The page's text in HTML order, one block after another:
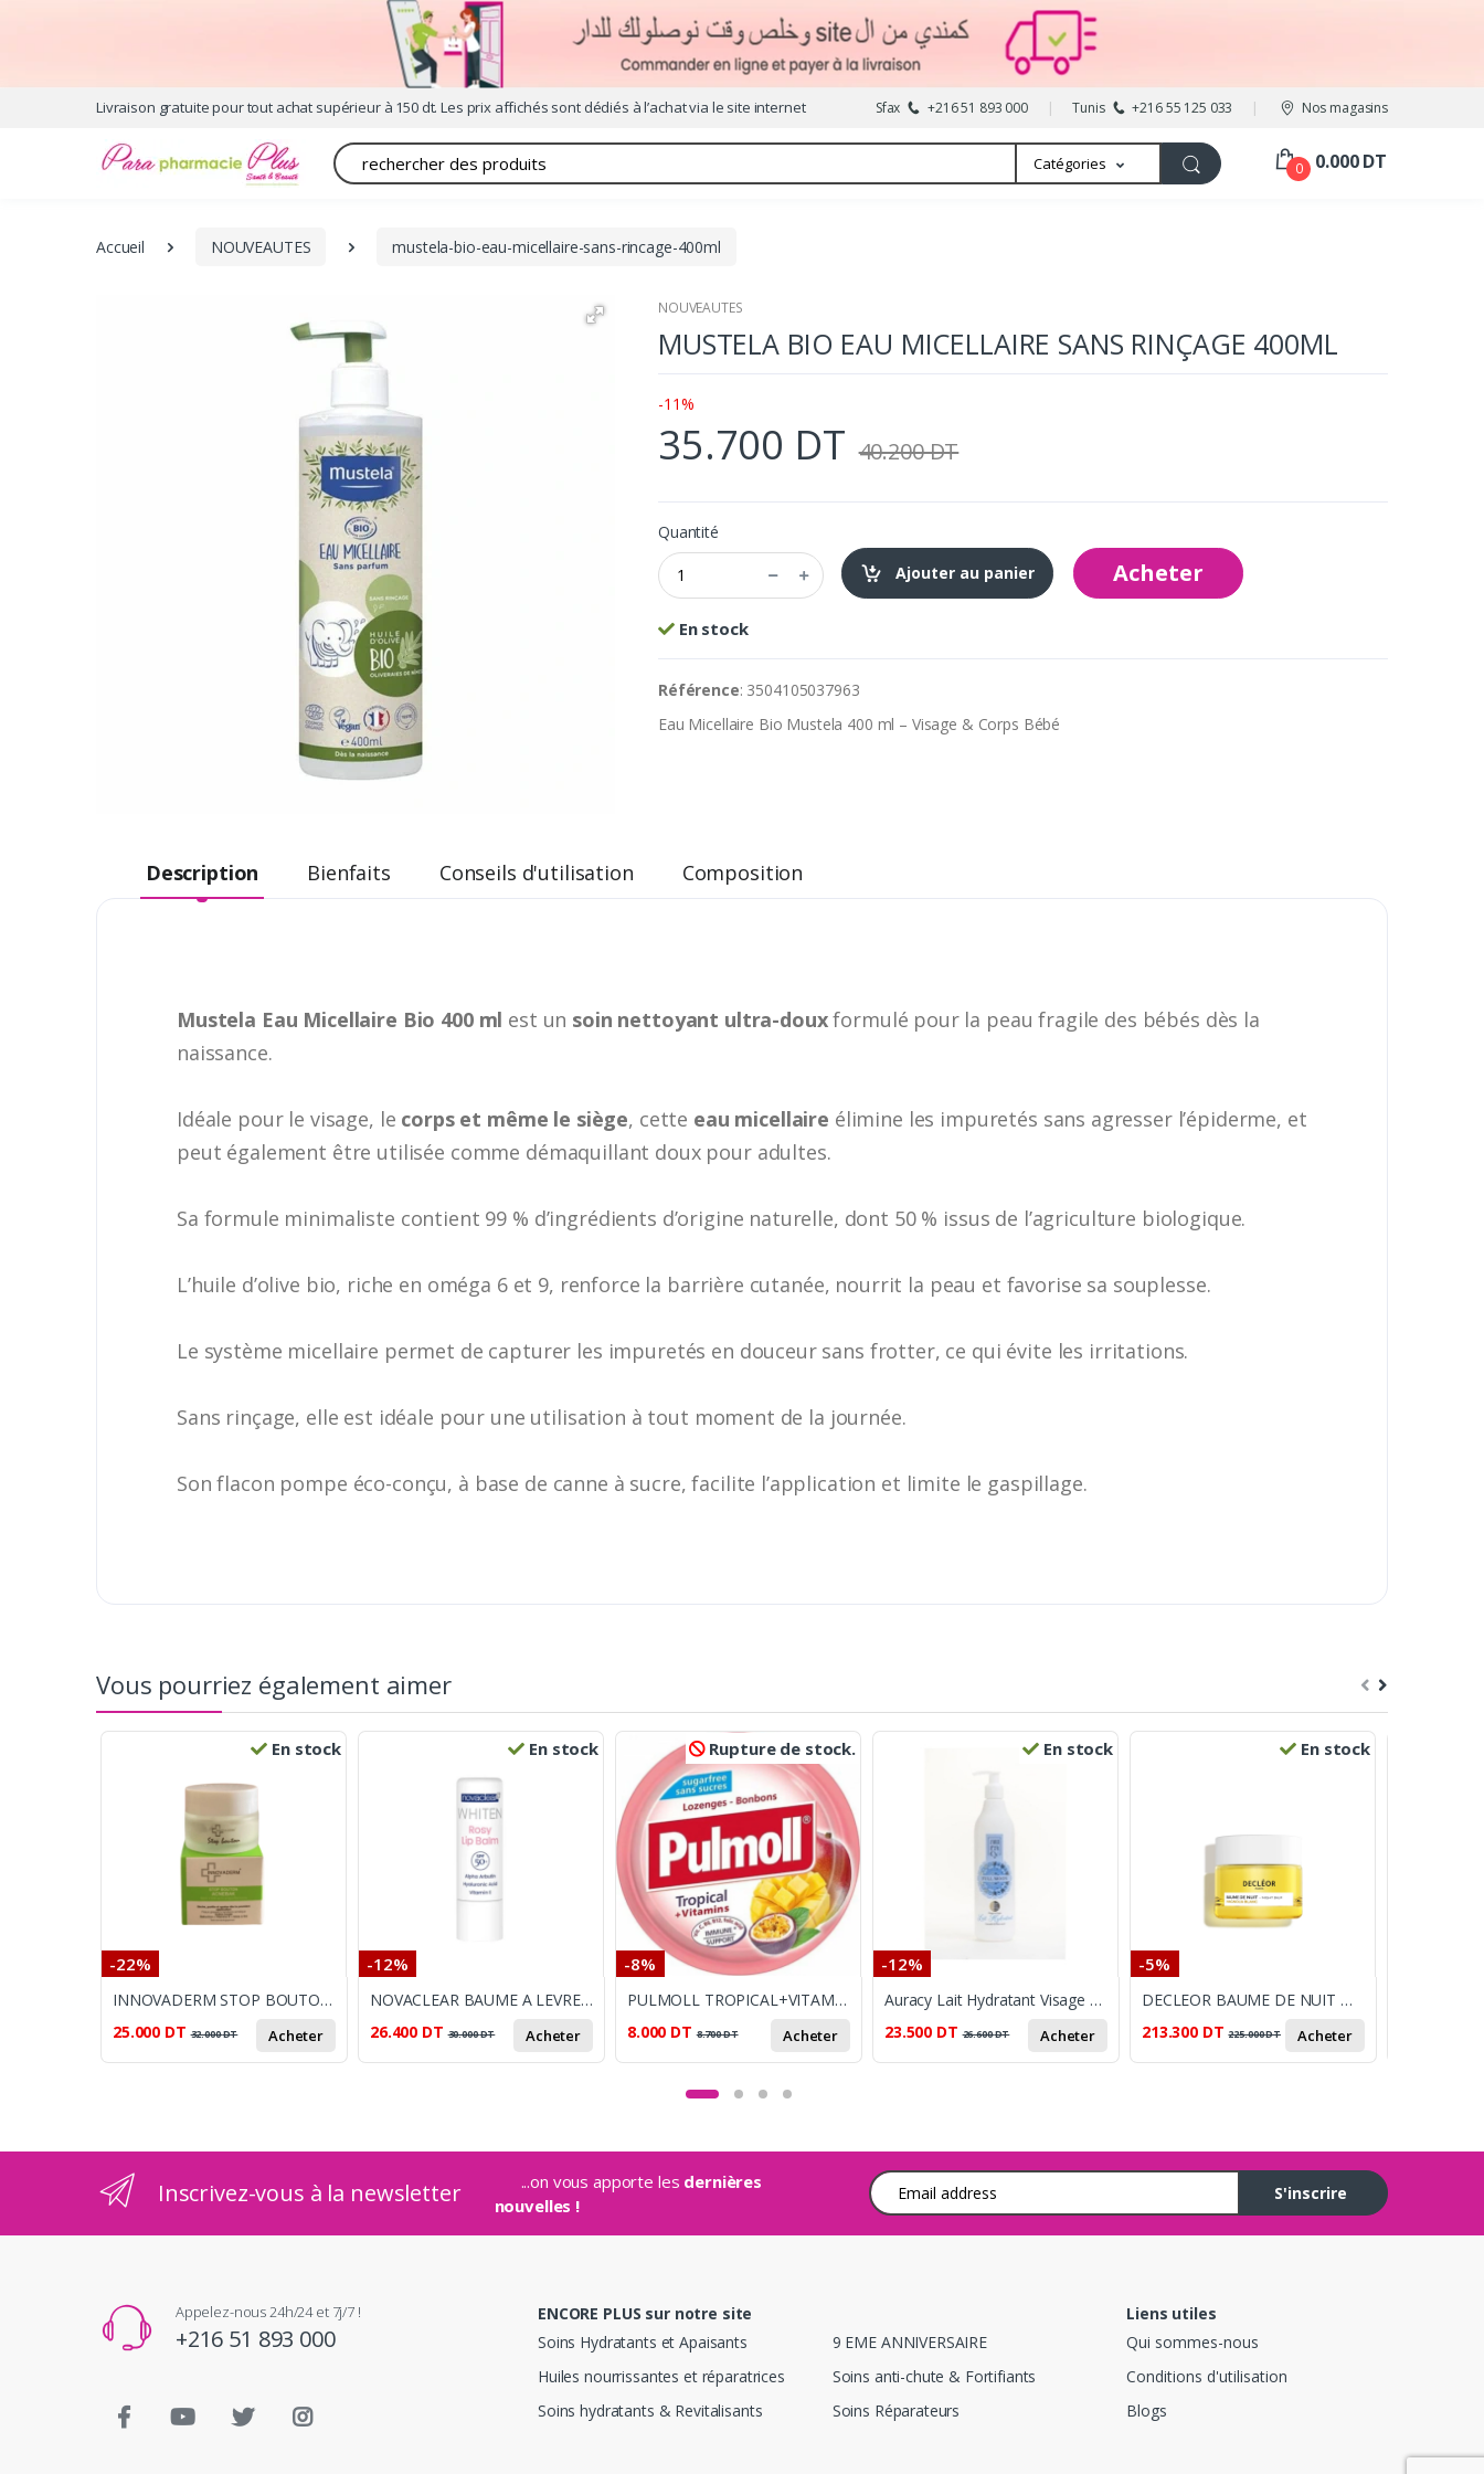
Livraison gratuite pour tout achat supérieur à 150 dt. Les prix affichés sont dédiés à l’achat via le site internet Sfax +216 51 893 000 Tunis +216 55 125 033 Nos magasins
Recherche Catégories 0 0.000 DT
Accueil NOUVEAUTES mustela-bio-eau-micellaire-sans-rincage-400ml
NOUVEAUTES
MUSTELA BIO EAU MICELLAIRE SANS RINÇAGE 400ML
-11%
35.700 DT 40.200 DT
Quantité
Ajouter au panier
Acheter
En stock
Référence: 3504105037963
Eau Micellaire Bio Mustela 400 ml – Visage & Corps Bébé
Description Bienfaits Conseils d'utilisation Composition
Mustela Eau Micellaire Bio 400 ml est un soin nettoyant ultra-douxformulé pour la peau fragile des bébés dès la
naissance.
Idéale pour le visage, le corps et même le siège, cette eau micellaire élimine les impuretés sans agresser l’épiderme, et
peut également être utilisée comme démaquillant doux pour adultes.
Sa formule minimaliste contient 99 % d’ingrédients d’origine naturelle, dont 50 % issus de l’agriculture biologique.
L’huile d’olive bio, riche en oméga 6 et 9, renforce la barrière cutanée, nourrit la peau et favorise sa souplesse.
Le système micellaire permet de capturer les impuretés en douceur sans frotter, ce qui évite les irritations.
Sans rinçage, elle est idéale pour une utilisation à tout moment de la journée.
Son flacon pompe éco-conçu, à base de canne à sucre, facilite l’application et limite le gaspillage.
Vous pourriez également aimer
En stock
-22%
INNOVADERM STOP BOUTON ACNEBAK
25.000 DT 32.000DT Acheter
En stock
-12%
NOVACLEAR BAUME A LEVRES ECLAIRCISSANT SPF50
26.400 DT 30.000DT Acheter
Rupture de stock.
-8%
PULMOLL TROPICAL+VITAMINS 45GR
8.000 DT 8.700DT Acheter
En stock
-12%
Auracy Lait Hydratant Visage & Corps – Lavande & Bois Sacré, 400 ml (Full Moon)
23.500 DT 26.600DT Acheter
En stock
-5%
DECLEOR BAUME DE NUIT MAGNOLIA BLANC 15ML
213.300 DT 225.000DT Acheter
Inscrivez-vous à la newsletter ...on vous apporte les dernières
nouvelles !
Adresse e-mail
S'inscrire
Appelez-nous 24h/24 et 7j/7 !
+216 51 893 000
ENCORE PLUS sur notre site
Soins Hydratants et Apaisants
Huiles nourrissantes et réparatrices
Soins hydratants & Revitalisants
9 EME ANNIVERSAIRE
Soins anti-chute & Fortifiants
Soins Réparateurs
Liens utiles
Qui sommes-nous
Conditions d'utilisation
Blogs